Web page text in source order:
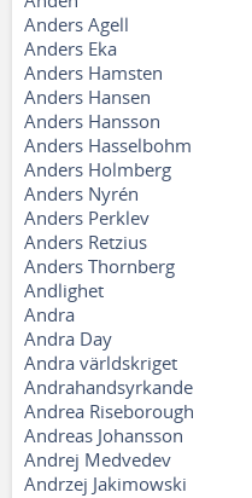
Anders Agell
Anders Eka
Anders Hamsten
Anders Hansen
Anders Hansson
Anders Hasselbohm
Anders Holmberg
Anders Nyrén
Anders Perklev
Anders Retzius
Anders Thornberg
Andlighet
Andra
Andra Day
Andra världskriget
Andrahandsyrkande
Andrea Riseborough
Andreas Johansson
Andrej Medvedev
Andrzej Jakimowski